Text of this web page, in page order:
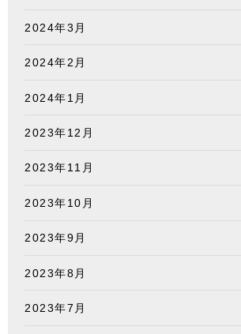
2024年3月
2024年2月
2024年1月
2023年12月
2023年11月
2023年10月
2023年9月
2023年8月
2023年7月